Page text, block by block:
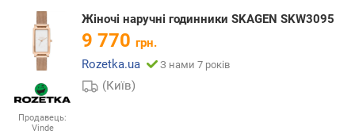
Продавець:
Vinde
Жіночі наручні годинники SKAGEN SKW3095
9 770 грн.
Rozetka.ua
З нами 7 років
(Київ)